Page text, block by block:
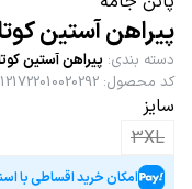
پیراهن آستین
دسته بندی: پیراهن آستین
کد محصول:
121722010020292
سایز
3XL
امکان خرید اقساطی با